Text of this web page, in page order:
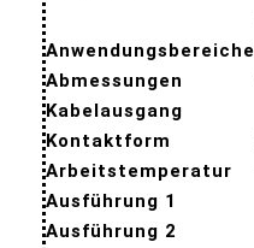
Anwendungsbereiche
Abmessungen
Kabelausgang
Kontaktform
Arbeitstemperatur
Ausführung 1
Ausführung 2